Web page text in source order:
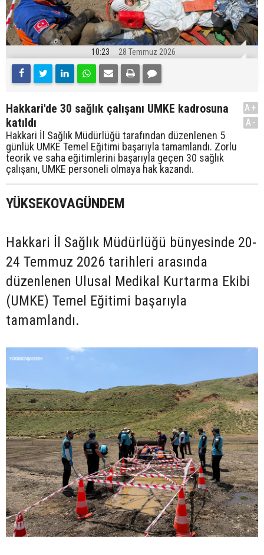
10:23 28 Temmuz 2026
Hakkari'de 30 sağlık çalışanı UMKE kadrosuna
katıldı
Hakkari İl Sağlık Müdürlüğü tarafından düzenlenen 5
günlük UMKE Temel Eğitimi başarıyla tamamlandı. Zorlu
teorik ve saha eğitimlerini başarıyla geçen 30 sağlık
çalışanı, UMKE personeli olmaya hak kazandı.
A+
A-
YÜKSEKOVAGÜNDEM
Hakkari İl Sağlık Müdürlüğü bünyesinde 20-
24 Temmuz 2026 tarihleri arasında
düzenlenen Ulusal Medikal Kurtarma Ekibi
(UMKE) Temel Eğitimi başarıyla
tamamlandı.